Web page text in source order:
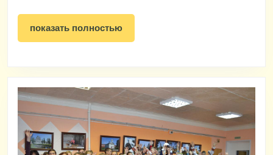
празднуют
День
показать полностьюпоказать
полностью